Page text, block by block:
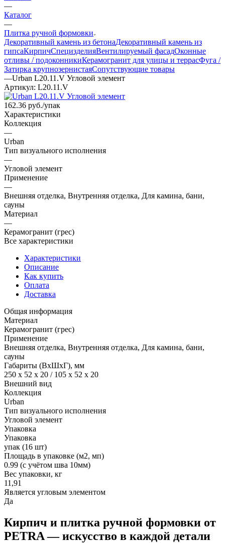
—
Каталог
—
Плитка ручной формовки
Декоративный камень из бетонаДекоративный камень из
гипсаКирпичСпецизделияВентилируемый фасадОконные
отливы / подоконникиКерамогранит для улицы и террасФуга /
Затирка крупнозернистаяСопутствующие товары
—Urban L20.11.V Угловой элемент
Артикул: L20.11.V
162.36 руб./упак
Характеристики
Коллекция
—
Urban
Тип визуального исполнения
—
Угловой элемент
Применение
—
Внешняя отделка, Внутренняя отделка, Для камина, бани,
сауны
Материал
—
Керамогранит (грес)
Все характеристики
Характеристики
Описание
Как купить
Оплата
Доставка
Общая информация
Материал
Керамогранит (грес)
Применение
Внешняя отделка, Внутренняя отделка, Для камина, бани,
сауны
Габариты (ВхШхГ), мм
250 x 52 x 20 / 105 x 52 x 20
Внешний вид
Коллекция
Urban
Тип визуального исполнения
Угловой элемент
Упаковка
Упаковка
упак (16 шт)
Площадь в упаковке (м2, мп)
0.99 (с учётом шва 10мм)
Вес упаковки, кг
11,91
Является угловым элементом
Да
Кирпич и плитка ручной формовки от
PETRA — искусство в каждой детали